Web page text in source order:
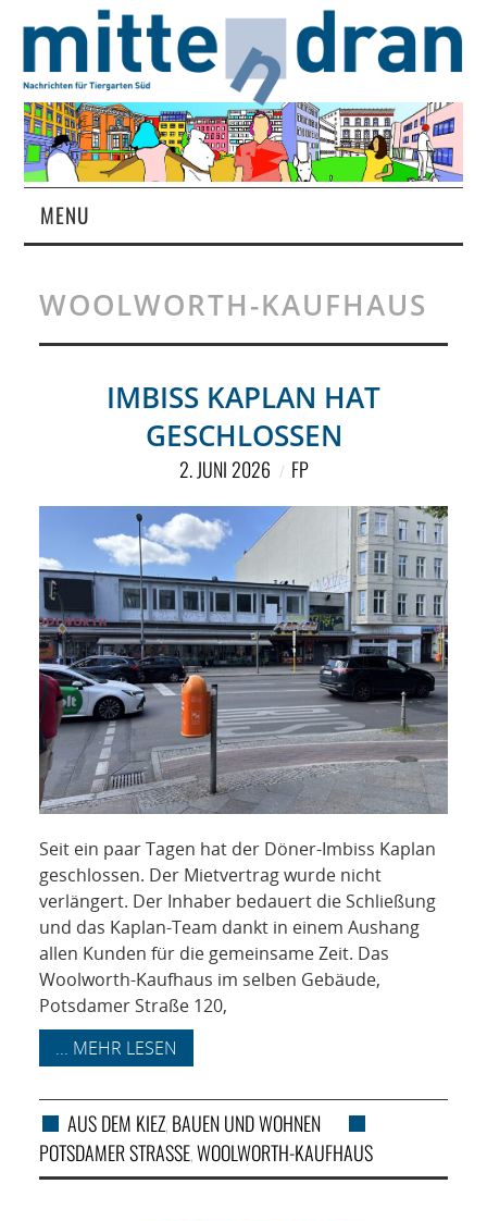
MENU
MAGAZIN
ÜBER UNS
SPONSORING
KONTAKT
WOOLWORTH-KAUFHAUS
IMBISS KAPLAN HAT
GESCHLOSSEN
2. JUNI 2026 FP
Seit ein paar Tagen hat der Döner-Imbiss Kaplan
geschlossen. Der Mietvertrag wurde nicht
verlängert. Der Inhaber bedauert die Schließung
und das Kaplan-Team dankt in einem Aushang
allen Kunden für die gemeinsame Zeit. Das
Woolworth-Kaufhaus im selben Gebäude,
Potsdamer Straße 120,
... MEHR LESEN
AUS DEM KIEZ, BAUEN UND WOHNEN
POTSDAMER STRASSE ,WOOLWORTH-KAUFHAUS